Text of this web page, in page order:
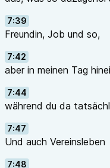
7:39
Freundin, Job und so,
7:42
aber in meinen Tag
7:44
während du da
7:47
Und auch Vereinsleben
7:48